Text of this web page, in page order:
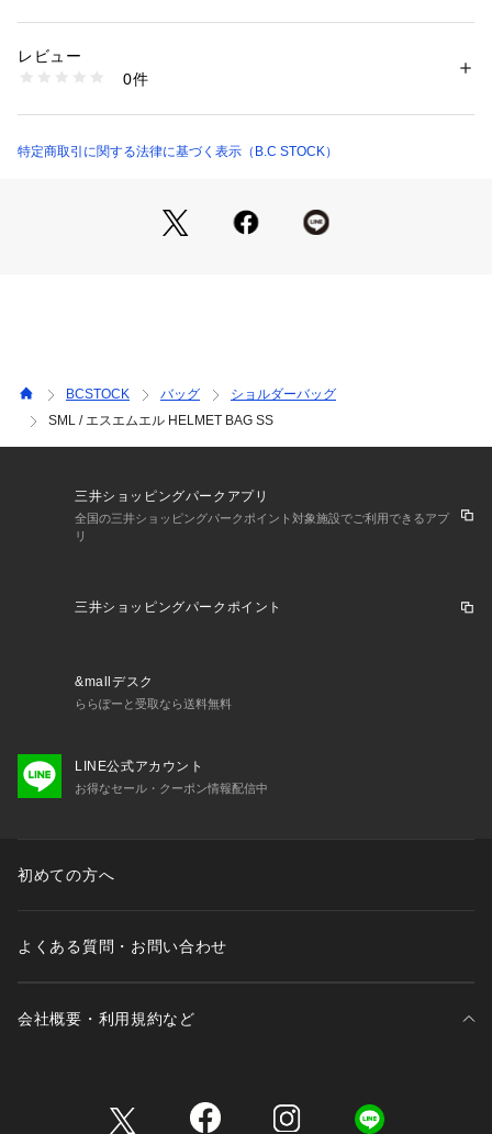
す。
手持ち用ハンドルに加え、取り外し可能なショルダーストラッ
ルのお出かけにも適しています。
本体にはナイロン100%素材を使用しています。
軽量で丈夫なナイロン生地に撥水加工を施しており、タウンユ
れやすいバッグです。
ショルダーストラップを使えば斜め掛けにも対応し、両手を空
けたい外出時にも活躍します。
ザインが程よいアクセントになります。
豊富なカラーバリエーションも嬉しいポイント。
“ 多様化するLIFE STYLEに合わせた、実用的な機能美の追求 ”
マートで実用的な機能美を追求し、豊かな生活の手助けをする
プロダクトをデザインしています。
メーカー型番:K906032
ブラック (001):BLACK
ブルー A (045):BLUE
イエロー (080):YELLOW
弊社販売サイズ名:メーカーサイズ名
《画像についてのご注意》
素材：本体:ナイロン100% 裏地:ポリエステル100%
商品番号：
26092730001910 （ショップ）
レビュー
0件
特定商取引に関する法律に基づく表示（B.C STOCK）
BCSTOCK バッグ
ショルダーバッグ
SML / エスエムエル HELMET BAG SS
三井ショッピングパークアプリ
全国の三井ショッピングパークポイント対象施設でご利用できるアプ
リ
三井ショッピングパークポイント
&mallデスク
ららぽーと受取なら送料無料
LINE公式アカウント
お得なセール・クーポン情報配信中
初めての方へ
よくある質問・お問い合わせ
会社概要・利用規約など